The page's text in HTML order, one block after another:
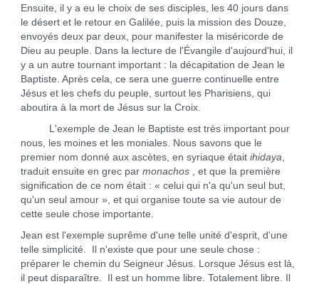
Ensuite, il y a eu le choix de ses disciples, les 40 jours dans
le désert et le retour en Galilée, puis la mission des Douze,
envoyés deux par deux, pour manifester la miséricorde de
Dieu au peuple. Dans la lecture de l'Évangile d'aujourd'hui, il
y a un autre tournant important : la décapitation de Jean le
Baptiste. Après cela, ce sera une guerre continuelle entre
Jésus et les chefs du peuple, surtout les Pharisiens, qui
aboutira à la mort de Jésus sur la Croix.
L'exemple de Jean le Baptiste est très important pour
nous, les moines et les moniales. Nous savons que le
premier nom donné aux ascètes, en syriaque était ihidaya,
traduit ensuite en grec par monachos , et que la première
signification de ce nom était : « celui qui n'a qu'un seul but,
qu'un seul amour », et qui organise toute sa vie autour de
cette seule chose importante.
Jean est l'exemple suprême d'une telle unité d'esprit, d'une
telle simplicité. Il n'existe que pour une seule chose :
préparer le chemin du Seigneur Jésus. Lorsque Jésus est là,
il peut disparaître. Il est un homme libre. Totalement libre. Il